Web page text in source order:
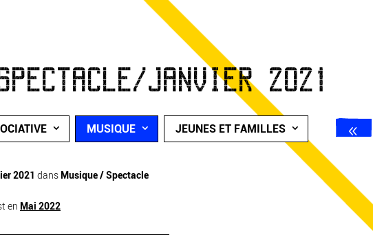
JANVIER 2021
MUSIQUE JEUNES ET FAMILLES
2021 dans Musique / Spectacle
en Mai 2022